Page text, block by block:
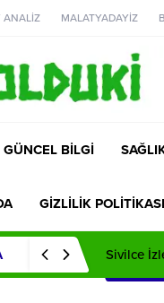
ANALİZ MALATYADAYİZ
GÜNCEL BİLGİ
GİZLİLİK POLİTİKASI
Sivilce